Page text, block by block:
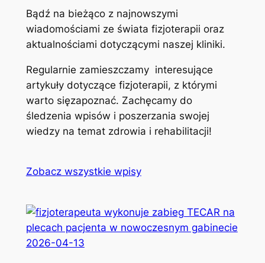
Bądź na bieżąco z najnowszymi
wiadomościami ze świata fizjoterapii oraz
aktualnościami dotyczącymi naszej kliniki.
Regularnie zamieszczamy interesujące
artykuły dotyczące fizjoterapii, z którymi
warto sięzapoznać. Zachęcamy do
śledzenia wpisów i poszerzania swojej
wiedzy na temat zdrowia i rehabilitacji!
Zobacz wszystkie wpisy
2026-04-13